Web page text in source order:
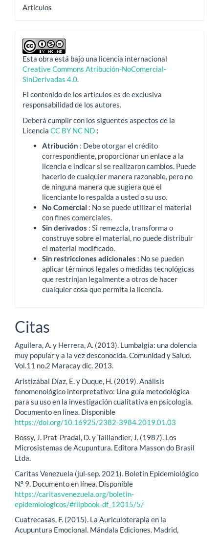
Artículos
Esta obra está bajo una licencia internacional
Creative Commons Atribución-NoComercial-
SinDerivadas 4.0.
El contenido de los articulos es de exclusiva
responsabilidad de los autores.
Deberá cumplir con los siguentes aspectos de la
Licencia CC BY NC ND :
Atribución : Debe otorgar el crédito
correspondiente, proporcionar un enlace a la
licencia e indicar si se realizaron cambios. Puede
hacerlo de cualquier manera razonable, pero no
de ninguna manera que sugiera que el
licenciante lo respalda a usted o su uso.
No Comercial : No se puede utilizar el material
con fines comerciales.
Sin derivados : Si remezcla, transforma o
construye sobre el material, no puede distribuir
el material modificado.
Sin restricciones adicionales : No se pueden
aplicar términos legales o medidas tecnológicas
que restrinjan legalmente a otros de hacer
cualquier cosa que permita la licencia.
Citas
Aguilera, A. y Herrera, A. (2013). Lumbalgia: una dolencia
muy popular y a la vez desconocida. Comunidad y Salud.
Vol.11 no.2 Maracay dic. 2013.
Aristizábal Díaz, E. y Duque, H. (2019). Análisis
fenomenológico interpretativo: Una guía metodológica
para su uso en la investigación cualitativa en psicología.
Documento en línea. Disponible
https://doi.org/10.16925/2382-3984.2019.01.03
Bossy, J. Prat-Pradal, D. y Taillandier, J. (1987). Los
Microsistemas de Acupuntura. Editora Masson do Brasil
Ltda.
Caritas Venezuela (jul-sep. 2021). Boletín Epidemiológico
N.º 9. Documento en línea. Disponible
https://caritasvenezuela.org/boletin-
epidemiologicos/#flipbook-df_12015/5/
Cuatrecasas, F. (2015). La Auriculoterapia en la
Acupuntura Emocional. Mándala Ediciones. Madrid,